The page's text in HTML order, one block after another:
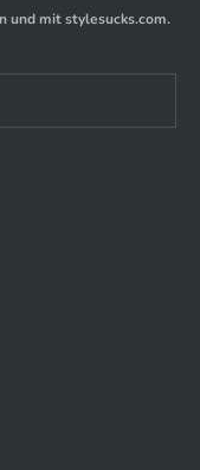
und mit stylesucks.com.